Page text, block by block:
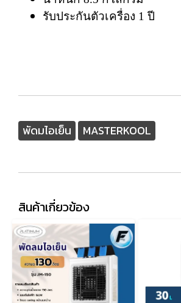
รับประกันตัวเครื่อง 1 ปี
พัดมไอเย็น MASTERKOOL
สินค้าเกี่ยวข้อง